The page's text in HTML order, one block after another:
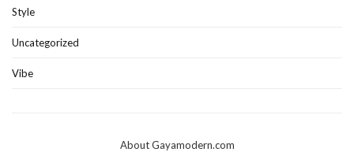
Style
Uncategorized
Vibe
About Gayamodern.com